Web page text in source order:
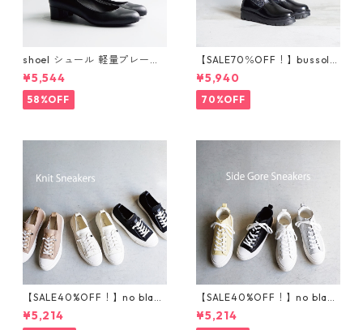
shoel シュール 軽量プレーン
パンプス now235
¥5,544
58%OFF
【SALE70％OFF！】bussola
ブソラ ラメショートブー
ツ 925520
¥5,940
70%OFF
【SALE40%OFF！】no bland
ニットスニーカー T5001
¥5,214
【SALE40%OFF！】no bland
サイドゴアハイカットスニ
ーカー T5002
¥5,214